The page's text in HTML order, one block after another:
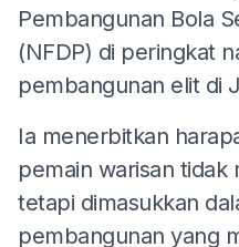
Pembangunan Bola
(NFDP) di peringkat
pembangunan elit di
Ia menerbitkan
pemain warisan tidak
tetapi dimasukkan
pembangunan yang